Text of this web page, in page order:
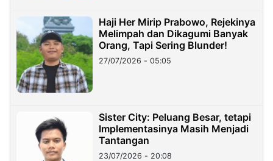
Haji Her Mirip Prabowo, Rejekinya
Melimpah dan Dikagumi Banyak
Orang, Tapi Sering Blunder!
27/07/2026 - 05:05
Sister City: Peluang Besar, tetapi
Implementasinya Masih Menjadi
Tantangan
23/07/2026 - 20:08